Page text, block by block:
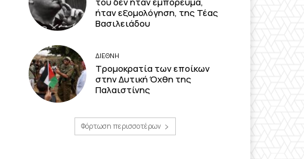
ήταν εξομολόγηση, της Τέας
Βασιλειάδου
ΔΙΕΘΝΗ
Τρομοκρατία των εποίκων
στην Δυτική Όχθη της
Παλαιστίνης
Φόρτωση περισσοτέρων